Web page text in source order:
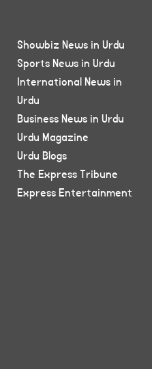
Showbiz News in Urdu
Sports News in Urdu
International News in
Urdu
Business News in Urdu
Urdu Magazine
Urdu Blogs
The Express Tribune
Express Entertainment